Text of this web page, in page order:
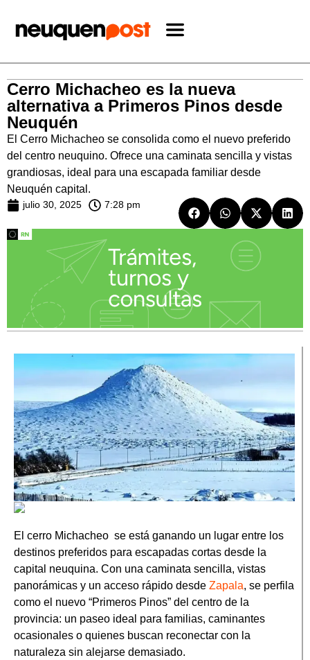
Cerro Michacheo es la nueva
alternativa a Primeros Pinos desde
Neuquén
El Cerro Michacheo se consolida como el nuevo preferido
del centro neuquino. Ofrece una caminata sencilla y vistas
grandiosas, ideal para una escapada familiar desde
Neuquén capital.
julio 30, 2025 7:28 pm
El cerro Michacheo se está ganando un lugar entre los
destinos preferidos para escapadas cortas desde la
capital neuquina. Con una caminata sencilla, vistas
panorámicas y un acceso rápido desde Zapala, se perfila
como el nuevo “Primeros Pinos” del centro de la
provincia: un paseo ideal para familias, caminantes
ocasionales o quienes buscan reconectar con la
naturaleza sin alejarse demasiado.